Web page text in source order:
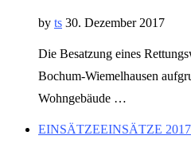
by ts 30. Dezember 2017
Die Besatzung eines
Bochum-Wiemelhausen
Wohngebäude …
EINSÄTZEEINSÄTZE 2017